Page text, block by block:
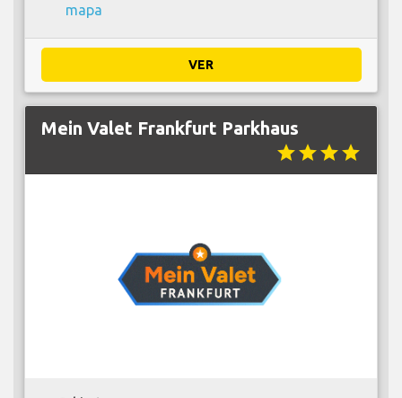
mapa
VER
Mein Valet Frankfurt Parkhaus
starstarstarstar